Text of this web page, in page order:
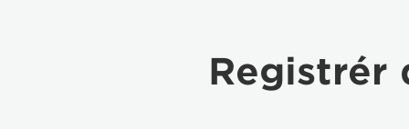
Registrér